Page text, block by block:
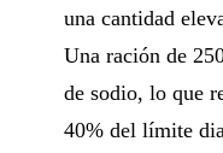
una cantidad
Una ración de
de sodio, lo que
40% del límite